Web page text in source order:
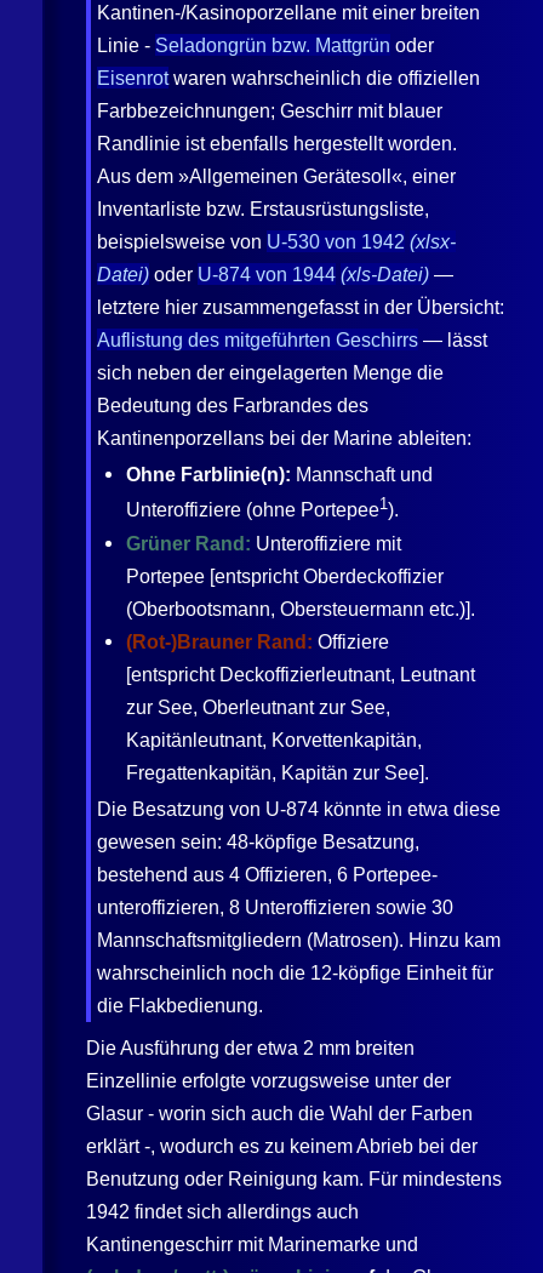
Kantinen-/Kasinoporzellane mit einer breiten
Linie - Seladongrün bzw. Mattgrün oder
Eisenrotwaren wahrscheinlich die offiziellen
Farbbe­zeichnungen; Geschirr mit blauer
Randlinie ist ebenfalls hergestellt worden.
Aus dem »Allgemeinen Gerätesoll«, einer
Inventarliste bzw. Erstausrüstungsliste,
beispielsweise von U-530 von 1942 (xlsx-
Datei) oder U-874 von 1944 (xls-Datei) —
letztere hier zusammengefasst in der Übersicht:
Auflistung des mitgeführten Geschirrs — lässt
sich neben der eingelagerten Menge die
Bedeutung des Farbrandes des
Kantinenporzellans bei der Marine ableiten:
Ohne Farblinie(n): Mannschaft und
Unteroffiziere (ohne Portepee1).
Grüner Rand: Unteroffiziere mit
Portepee [entspricht Oberdeckoffizier
(Oberbootsmann, Obersteuermann etc.)].
(Rot-)Brauner Rand: Offiziere
[entspricht Deckoffizierleutnant, Leutnant
zur See, Oberleutnant zur See,
Kapitänleutnant, Korvettenkapitän,
Fregattenkapitän, Kapitän zur See].
Die Besatzung von U-874 könnte in etwa diese
gewesen sein: 48-köpfige Besatzung,
bestehend aus 4 Offizieren, 6 Portepee­
unteroffizieren, 8 Unteroffizieren sowie 30
Mannschaftsmitgliedern (Matrosen). Hinzu kam
wahrscheinlich noch die 12-köpfige Einheit für
die Flakbedienung.
Die Ausführung der etwa 2 mm breiten
Einzellinie erfolgte vorzugsweise unter der
Glasur - worin sich auch die Wahl der Farben
erklärt -, wodurch es zu keinem Abrieb bei der
Benutzung oder Reinigung kam. Für mindestens
1942 findet sich allerdings auch
Kantinengeschirr mit Marinemarke und